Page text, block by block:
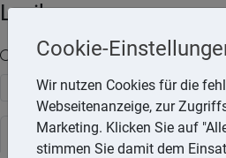
Lexika
Volltext-Suche in den Lexika
Suchen
Steuerlexikon
Cookie-
Wir nutzen Cookies für die
Webseitenanzeige, zur
Marketing. Klicken Sie auf
stimmen Sie damit dem